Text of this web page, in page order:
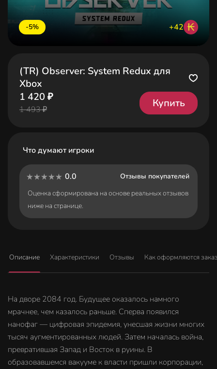
-5% +42 ₭
(TR) Observer: System Redux для
Xbox
1 420 ₽
1 493 ₽
Купить
Что думают игроки
0.0
Отзывы покупателей
Оценка сформирована на основе реальных отзывов
ниже на странице.
Описание Характеристики Отзывы Как оформляются
На дворе 2084 год. Будущее оказалось намного
мрачнее, чем казалось раньше. Сперва появился
нанофаг — цифровая эпидемия, унесшая жизни многих
тысяч аугментированных людей. Затем началась война,
превратившая Запад и Восток в руины. В
образовавшемся вакууме к власти пришли корпорации,